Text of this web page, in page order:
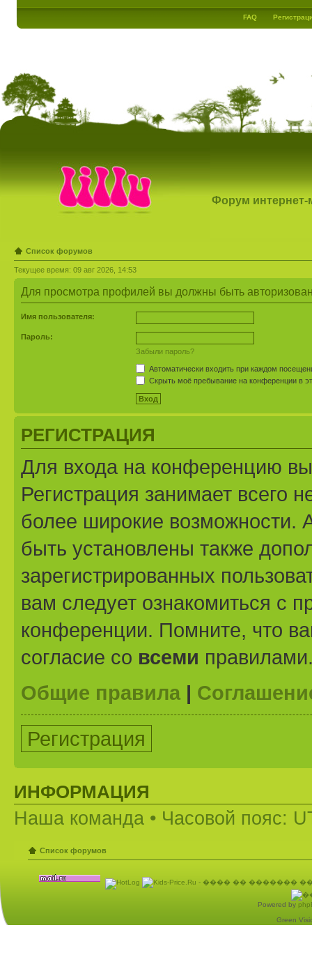
FAQ
Форум интернет-
Список форумов
Текущее время: 09 авг 2026, 14:53
Для просмотра профилей вы должны быть
Имя пользователя:
Пароль:
Забыли пароль?
Автоматически входить при каждом
Скрыть моё пребывание на конференции в
РЕГИСТРАЦИЯ
Для входа на конференцию
Регистрация занимает всего
более широкие возможности.
быть установлены также
зарегистрированных
вам следует ознакомиться с
конференции. Помните, что
согласие со всеми
Общие правила |
Регистрация
ИНФОРМАЦИЯ
Наша команда • Часовой пояс:
Список форумов
Powered by
Green